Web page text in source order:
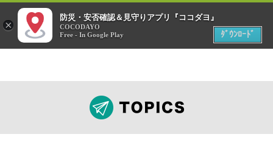
災害時
MENU
×
防災・安否確認＆見守りアプリ『ココダヨ』
COCODAYO
Free - In Google Play
ﾀﾞｳﾝﾛｰﾄﾞ